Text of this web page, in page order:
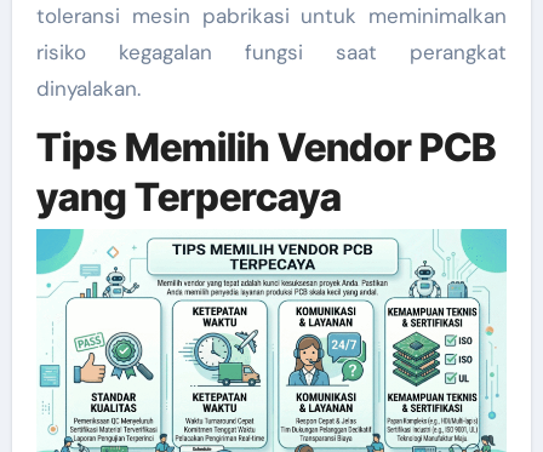
toleransi mesin pabrikasi untuk meminimalkan
risiko kegagalan fungsi saat perangkat
dinyalakan.
Tips Memilih Vendor PCB
yang Terpercaya